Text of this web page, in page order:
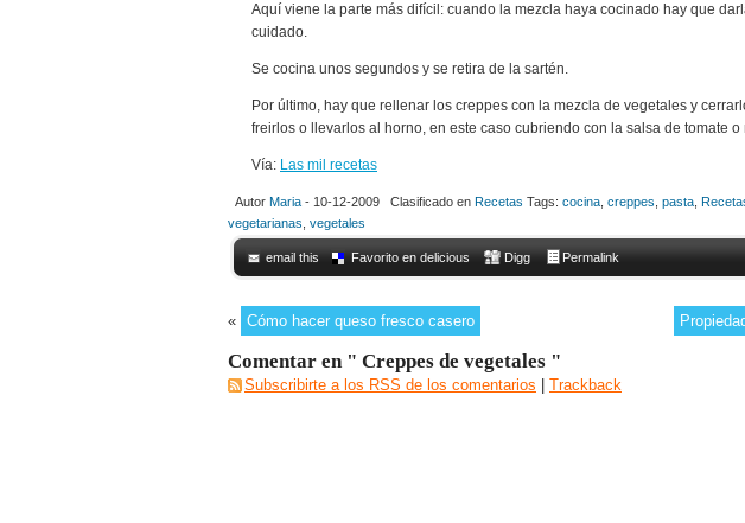
Aquí viene la parte más difícil: cuando la mezcla haya cocinado hay que
cuidado.
Se cocina unos segundos y se retira de la sartén.
Por último, hay que rellenar los creppes con la mezcla de vegetales y
freirlos o llevarlos al horno, en este caso cubriendo con la salsa de tomate o
Vía: Las mil recetas
Autor Maria - 10-12-2009 Clasificado en Recetas Tags: cocina creppes pasta
vegetarianas vegetales
email this Favorito en delicious Digg Permalink
« Cómo hacer queso fresco casero
Comentar en " Creppes de vegetales "
Subscribirte a los RSS de los comentarios Trackback